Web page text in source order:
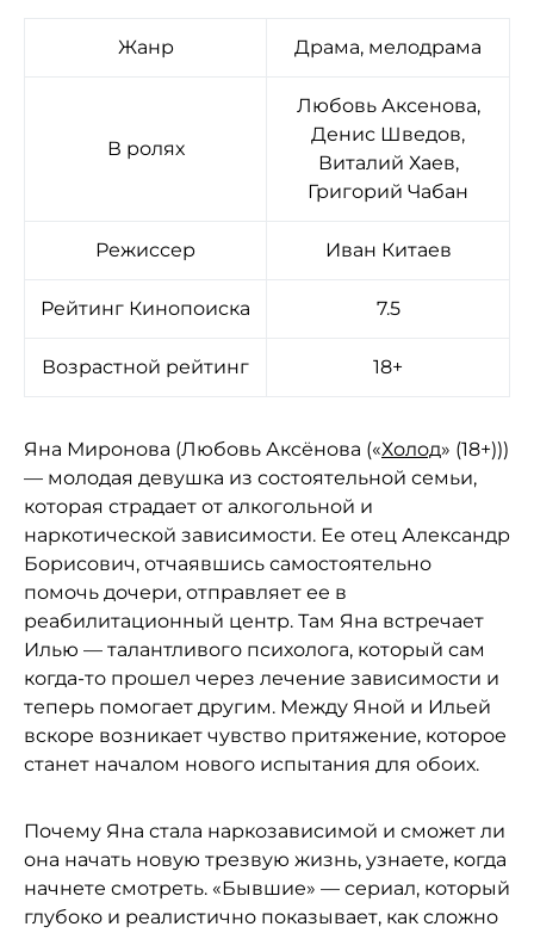
Жанр Драма, мелодрама
В ролях
Любовь Аксенова,
Денис Шведов,
Виталий Хаев,
Григорий Чабан
Режиссер Иван Китаев
Рейтинг Кинопоиска 7.5
Возрастной рейтинг 18+
Яна Миронова (Любовь Аксёнова («Холод» (18+)))
— молодая девушка из состоятельной семьи,
которая страдает от алкогольной и
наркотической зависимости. Ее отец Александр
Борисович, отчаявшись самостоятельно
помочь дочери, отправляет ее в
реабилитационный центр. Там Яна встречает
Илью — талантливого психолога, который сам
когда-то прошел через лечение зависимости и
теперь помогает другим. Между Яной и Ильей
вскоре возникает чувство притяжение, которое
станет началом нового испытания для обоих.
Почему Яна стала наркозависимой и сможет ли
она начать новую трезвую жизнь, узнаете, когда
начнете смотреть. «Бывшие» — сериал, который
глубоко и реалистично показывает, как сложно